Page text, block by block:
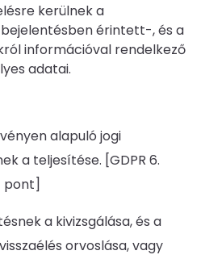
kerülnek a
érintett-, és a
információval rendelkező
adatai.
alapuló jogi
a teljesítése. [GDPR 6.
pont]
a kivizsgálása, és a
orvoslása, vagy